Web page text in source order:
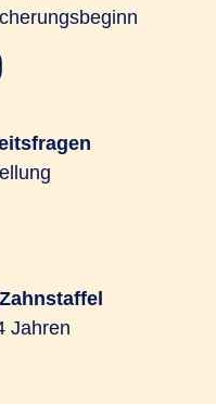
Jahren